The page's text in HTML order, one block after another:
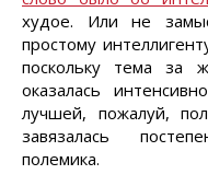
худое. Или не
простому
поскольку тема за
оказалась
лучшей, пожалуй,
завязалась
полемика.